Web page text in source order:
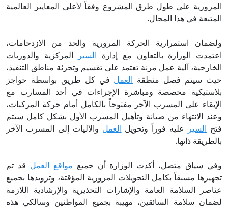
المرورية على طول طرق المشروع وفقاً لأعلى المعايير العالمية
المتبعة في هذا المجال.
ولضمان استمرارية الحركة المرورية والحد من الازدحامات،
اعتمدت الوزارة بالتعاون مع إدارة السير
المركزية والدوريات
الخارجية، آلية عمل مرنة تعتمد على تقسيم وتجزئة مناطق التنفيذ،
حيث سيتم فصل منطقة العمل في كل طريق بواسطة حواجز
بلاستيكية مخصصة ومباشرة الإجراءات في أحد المسارب مع
الإبقاء على المسرب الآخر مفتوحاً بالكامل أمام حركة المركبات،
وعند الانتهاء من صيانة وتأهيل المسرب الأول بشكل كامل سيتم
فتح السير عليه فوراً وتحويل العمل والآليات إلى المسرب الآخر
بالطريقة ذاتها.
وفي سياق متصل، أكدت الوزارة أن جميع مواقع العمل قد تم
تجهيزها مسبقاً بكامل التحويلات المرورية المؤقتة، وتزويدها بجميع
عناصر السلامة العامة والإشارات التحذيرية والإرشادية اللازمة
لضمان سلامة السائقين، مهيبة بجميع المواطنين وسالكي هذه